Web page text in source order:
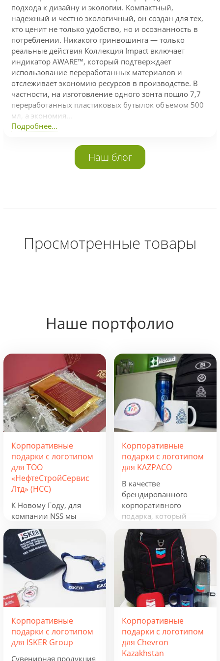
подхода к дизайну и экологии. Компактный,
надежный и честно экологичный, он создан для тех,
кто ценит не только удобство, но и осознанность в
потреблении. Никакого гринвошинга — только
реальные действия Коллекция Impact включает
индикатор AWARE™, который подтверждает
использование переработанных материалов и
отслеживает экономию ресурсов в производстве. В
частности, на изготовление одного зонта пошло 7,7
переработанных пластиковых бутылок объемом 500
мл, а экономия...
Подробнее...
Наш блог
Просмотренные товары
Наше портфолио
Корпоративные
подарки с логотипом
для ТОО
«НефтеСтройСервис
Лтд» (НСС)
К Новому Году, для
компании NSS мы
разработали
креативную подборку
из наборов «Кофеист»,
«Christmas Sky» и
«Adora». Вглядываться
в черное, как смоль,
зимнее небо и
подмигивать в ответ
Вдыхать ягодный
аромат чая и ощущать
кислинку варенья на
языке. Остановись,
Корпоративные
подарки с логотипом
для KAZPACO
В качестве
брендированного
корпоративного
подарка, который
можно использовать в
течение всего года, мы
предложили набор из
рюкзака, фонарика,
термокружки и
беспроводного
зарядного устройства.
Эти сувениры с
сферу деятельности
группы компаний и
будут полезны всем,
кто ведет активную
Корпоративные
подарки с логотипом
для ISKER Group
Сувенирная продукция
Корпоративные
подарки с логотипом
для Chevron
Kazakhstan